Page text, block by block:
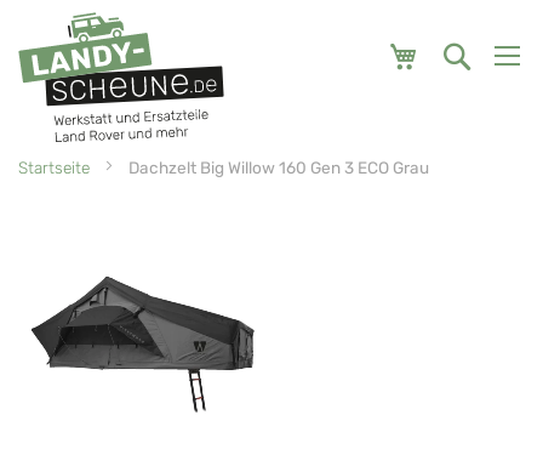
Mein
Startseite Dachzelt Big Willow 160 Gen 3 ECO Grau
Bildgalerie
springen